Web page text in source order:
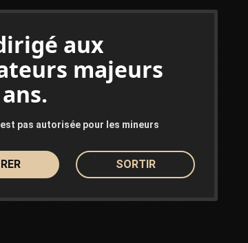
des
et
élevé,
aux
majeurs
pas autorisée pour les mineurs
SORTIR